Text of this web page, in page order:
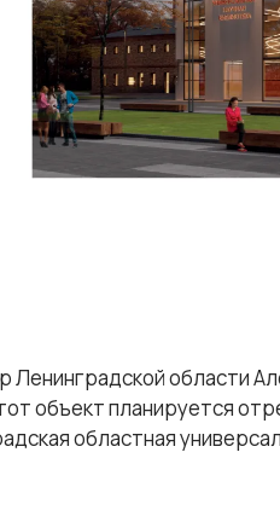
Ленинградской области
объект планируется
областная